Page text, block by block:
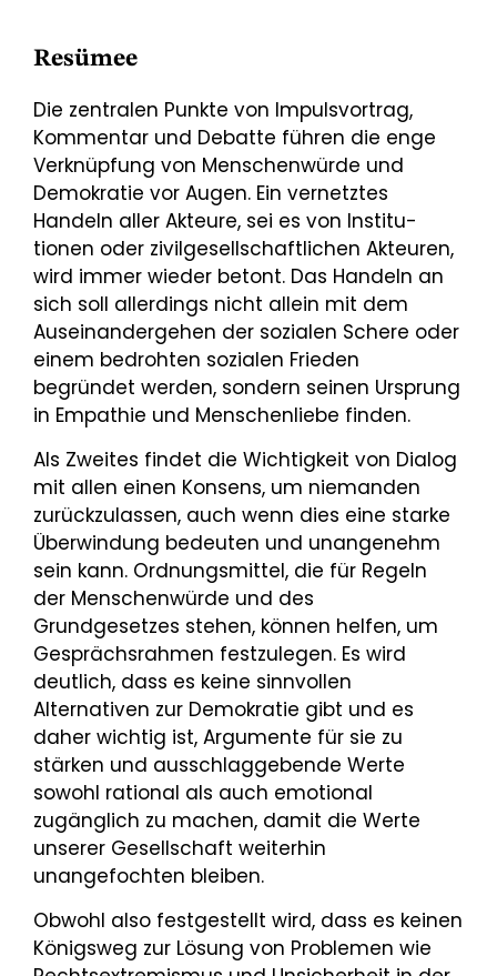
Resümee
Die zentralen Punkte von Impulsvortrag,
Kommentar und Debatte führen die enge
Verknüpfung von Menschenwürde und
Demokratie vor Augen. Ein vernetztes
Handeln aller Akteure, sei es von Institu­
tionen oder zivilgesellschaftlichen Akteuren,
wird immer wieder betont. Das Handeln an
sich soll al­lerdings nicht allein mit dem
Auseinandergehen der sozialen Schere oder
einem bedrohten sozialen Frieden
begründet werden, sondern seinen Ursprung
in Empathie und Menschenliebe finden.
Als Zweites findet die Wichtigkeit von Dialog
mit allen einen Konsens, um niemanden
zurückzulassen, auch wenn dies eine starke
Überwindung bedeuten und unangenehm
sein kann. Ordnungsmittel, die für Regeln
der Menschenwürde und des
Grundgesetzes stehen, können helfen, um
Gesprächsrahmen festzulegen. Es wird
deutlich, dass es keine sinnvollen
Alternativen zur Demokratie gibt und es
daher wichtig ist, Argumente für sie zu
stärken und ausschlaggebende Werte
sowohl rational als auch emoti­onal
zugänglich zu machen, damit die Werte
unserer Gesellschaft weiterhin
unangefochten bleiben.
Obwohl also festgestellt wird, dass es keinen
Königsweg zur Lösung von Problemen wie